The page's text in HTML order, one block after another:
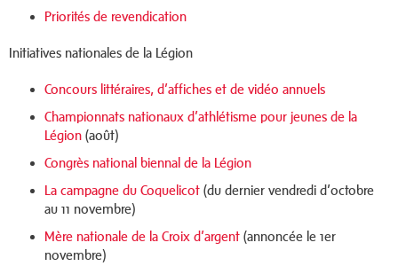
Priorités de revendication
Initiatives nationales de la Légion
Concours littéraires, d’affiches et de vidéo annuels
Championnats nationaux d’athlétisme pour jeunes de la
Légion (août)
Congrès national biennal de la Légion
La campagne du Coquelicot (du dernier vendredi d’octobre
au 11 novembre)
Mère nationale de la Croix d’argent (annoncée le 1er
novembre)